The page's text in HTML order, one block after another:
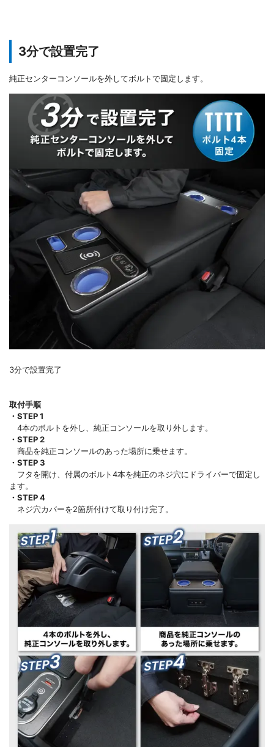
3分で設置完了
純正センターコンソールを外してボルトで固定します。
3分で設置完了
取付手順
・STEP 1
4本のボルトを外し、純正コンソールを取り外します。
・STEP 2
商品を純正コンソールのあった場所に乗せます。
・STEP 3
フタを開け、付属のボルト4本を純正のネジ穴にドライバーで固定し
ます。
・STEP 4
ネジ穴カバーを2箇所付けて取り付け完了。